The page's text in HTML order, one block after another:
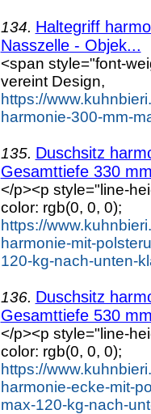
134. Haltegriff
Nasszelle - Objek...
<span style="font-
vereint Design,
https://
harmonie-300-mm-
135. Duschsitz
Gesamttiefe 330
</p><p style="line-
color: rgb(0, 0, 0);
https://
harmonie-mit-
120-kg-nach-unten-
136. Duschsitz
Gesamttiefe 530
</p><p style="line-
color: rgb(0, 0, 0);
https://
harmonie-ecke-mit-
max-120-kg-nach-